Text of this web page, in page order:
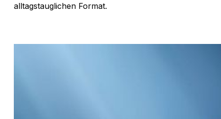
alltagstauglichen Format.